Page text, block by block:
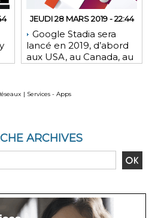
JEUDI 28 MARS 2019 - 22:44
Google Stadia sera
lancé en 2019, d’abord
aux USA, au Canada, au
| Services - Apps
ARCHIVES